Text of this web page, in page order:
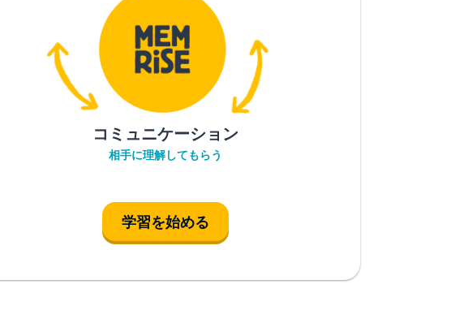
コミュニケーション
相手に理解してもらう
学習を始める